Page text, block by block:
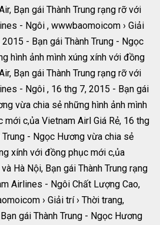
Bạn gái Thành Trung rạng rỡ với
- Ngôi , wwwbaomoicom › Giải
- Bạn gái Thành Trung - Ngọc
hình ảnh mình xúng xính với đồng
Bạn gái Thành Trung rạng rỡ với
- Ngôi , 16 thg 7, 2015 - Bạn gái
vừa chia sẻ những hình ảnh mình
c,ủa Vietnam Airl Giá Rẻ, 16 thg
- Ngọc Hương vừa chia sẻ
xính với đồng phục mới c,ủa
Hà Nội, Bạn gái Thành Trung rạng
Airlines - Ngôi Chất Lượng Cao,
› Giải trí › Thời trang,
gái Thành Trung - Ngọc Hương